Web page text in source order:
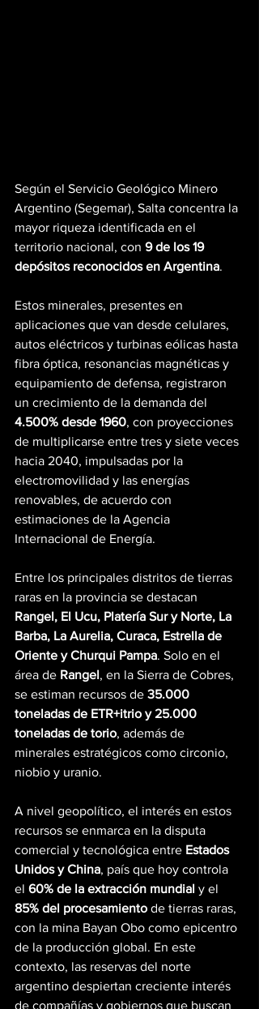
Según el Servicio Geológico Minero
Argentino (Segemar), Salta concentra la
mayor riqueza identificada en el
territorio nacional, con 9 de los 19
depósitos reconocidos en Argentina.
Estos minerales, presentes en
aplicaciones que van desde celulares,
autos eléctricos y turbinas eólicas hasta
fibra óptica, resonancias magnéticas y
equipamiento de defensa, registraron
un crecimiento de la demanda del
4.500% desde 1960, con proyecciones
de multiplicarse entre tres y siete veces
hacia 2040, impulsadas por la
electromovilidad y las energías
renovables, de acuerdo con
estimaciones de la Agencia
Internacional de Energía.
Entre los principales distritos de tierras
raras en la provincia se destacan
Rangel, El Ucu, Platería Sur y Norte, La
Barba, La Aurelia, Curaca, Estrella de
Oriente y Churqui Pampa. Solo en el
área de Rangel, en la Sierra de Cobres,
se estiman recursos de 35.000
toneladas de ETR+itrio y 25.000
toneladas de torio, además de
minerales estratégicos como circonio,
niobio y uranio.
A nivel geopolítico, el interés en estos
recursos se enmarca en la disputa
comercial y tecnológica entre Estados
Unidos y China, país que hoy controla
el 60% de la extracción mundial y el
85% del procesamiento de tierras raras,
con la mina Bayan Obo como epicentro
de la producción global. En este
contexto, las reservas del norte
argentino despiertan creciente interés
de compañías y gobiernos que buscan